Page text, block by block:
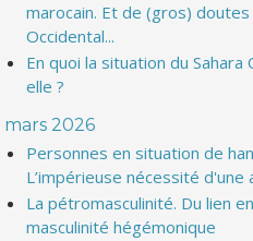
marocain. Et de (gros) doutes
Occidental...
En quoi la situation du
elle ?
mars 2026
Personnes en situation de
L’impérieuse nécessité d'une
La pétromasculinité. Du lien
masculinité hégémonique